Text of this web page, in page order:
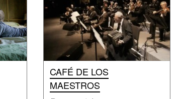
CAFÉ DE LOS
MAESTROS